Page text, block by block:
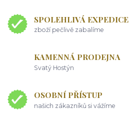
SPOLEHLIVÁ EXPEDICE
zboží pečlivě zabalíme
KAMENNÁ PRODEJNA
Svatý Hostýn
OSOBNÍ PŘÍSTUP
našich zákazníků si vážíme